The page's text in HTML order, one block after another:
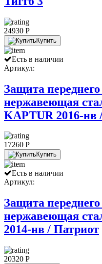
24930 P
Купить
Есть в наличии
Артикул:
Защита
нержавеющая
KAPTUR 2016-нв
17260 P
Купить
Есть в наличии
Артикул:
Защита
нержавеющая
2014-нв / Патриот
20320 P